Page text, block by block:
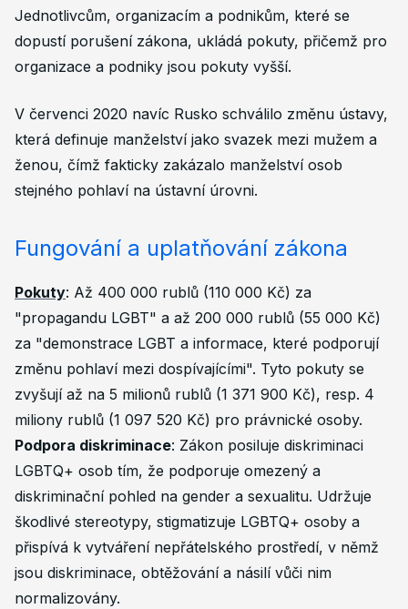
Jednotlivcům, organizacím a podnikům, které se
dopustí porušení zákona, ukládá pokuty, přičemž pro
organizace a podniky jsou pokuty vyšší.
V červenci 2020 navíc Rusko schválilo změnu ústavy,
která definuje manželství jako svazek mezi mužem a
ženou, čímž fakticky zakázalo manželství osob
stejného pohlaví na ústavní úrovni.
Fungování a uplatňování zákona
Pokuty: Až 400 000 rublů (110 000 Kč) za
"propagandu LGBT" a až 200 000 rublů (55 000 Kč)
za "demonstrace LGBT a informace, které podporují
změnu pohlaví mezi dospívajícími". Tyto pokuty se
zvyšují až na 5 milionů rublů (1 371 900 Kč), resp. 4
miliony rublů (1 097 520 Kč) pro právnické osoby.
Podpora diskriminace: Zákon posiluje diskriminaci
LGBTQ+ osob tím, že podporuje omezený a
diskriminační pohled na gender a sexualitu. Udržuje
škodlivé stereotypy, stigmatizuje LGBTQ+ osoby a
přispívá k vytváření nepřátelského prostředí, v němž
jsou diskriminace, obtěžování a násilí vůči nim
normalizovány.